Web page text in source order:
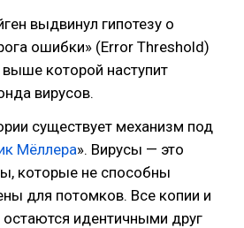
выдвинул гипотезу о
ошибки» (Error Threshold)
которой наступит
вирусов.
существует механизм под
Мёллера». Вирусы — это
которые не способны
для потомков. Все копии и
идентичными друг